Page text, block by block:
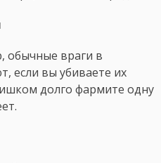
обычные враги в
если вы убиваете их
долго фармите одну